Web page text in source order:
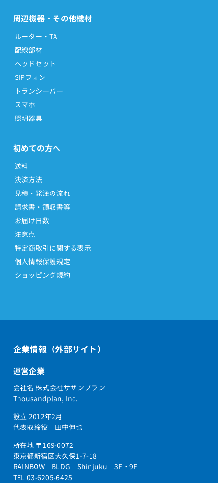
周辺機器・その他機材
ルーター・TA
配線部材
ヘッドセット
SIPフォン
トランシーバー
スマホ
照明器具
初めての方へ
送料
決済方法
見積・発注の流れ
請求書・領収書等
お届け日数
注意点
特定商取引に関する表示
個人情報保護規定
ショッピング規約
企業情報（外部サイト）
運営企業
会社名 株式会社サザンプラン
Thousandplan, Inc.
設立 2012年2月
代表取締役 田中伸也
所在地 〒169-0072
東京都新宿区大久保1-7-18
RAINBOW BLDG Shinjuku 3F・9F
TEL 03-6205-6425